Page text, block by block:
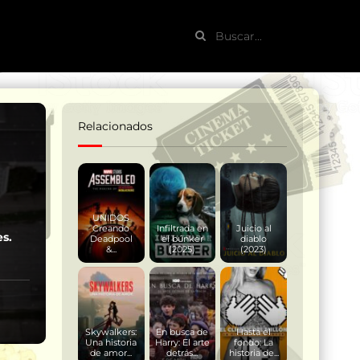
Relacionados
UNIDOS
Creando
Deadpool
&...
Infiltrada en
el búnker
(2025)
Juicio al
diablo
(2023)
Skywalkers:
Una historia
de amor...
En busca de
Harry: El arte
detrás...
Hasta el
fondo: La
historia de...